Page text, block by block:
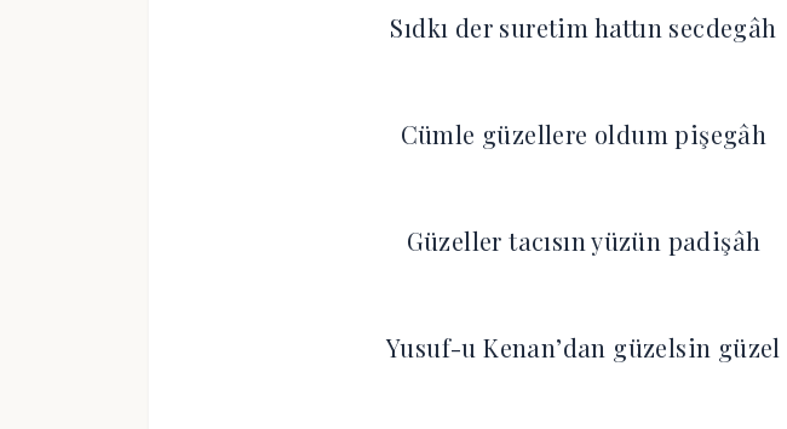
Sıdkı der suretim hattın secdegâh
Cümle güzellere oldum pişegâh
Güzeller tacısın yüzün padişâh
Yusuf-u Kenan’dan güzelsin güzel